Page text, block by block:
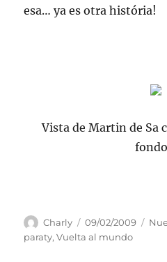
esa… ya es otra história!
Vista de Martin de Sa
Autor
Charly
Publicado
el
09/02/2009
paraty,Vuelta al mundo